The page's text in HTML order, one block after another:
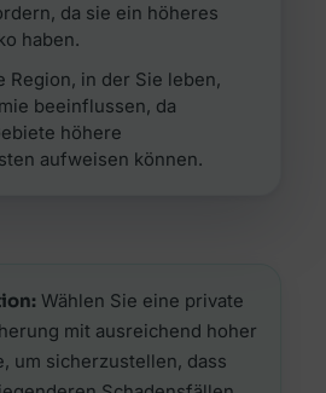
da sie ein höheres
haben.
Region, in der Sie leben,
beeinflussen, da
höhere
aufweisen können.
Wählen Sie eine private
mit ausreichend hoher
um sicherzustellen, dass